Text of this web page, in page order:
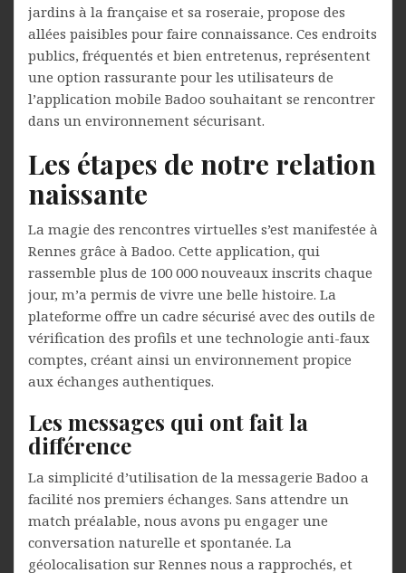
jardins à la française et sa roseraie, propose des
allées paisibles pour faire connaissance. Ces endroits
publics, fréquentés et bien entretenus, représentent
une option rassurante pour les utilisateurs de
l’application mobile Badoo souhaitant se rencontrer
dans un environnement sécurisant.
Les étapes de notre relation
naissante
La magie des rencontres virtuelles s’est manifestée à
Rennes grâce à Badoo. Cette application, qui
rassemble plus de 100 000 nouveaux inscrits chaque
jour, m’a permis de vivre une belle histoire. La
plateforme offre un cadre sécurisé avec des outils de
vérification des profils et une technologie anti-faux
comptes, créant ainsi un environnement propice
aux échanges authentiques.
Les messages qui ont fait la
différence
La simplicité d’utilisation de la messagerie Badoo a
facilité nos premiers échanges. Sans attendre un
match préalable, nous avons pu engager une
conversation naturelle et spontanée. La
géolocalisation sur Rennes nous a rapprochés, et